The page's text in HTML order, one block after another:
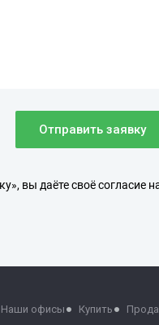
Отправить заявку
вы даёте своё согласие
Наши офисы Купить